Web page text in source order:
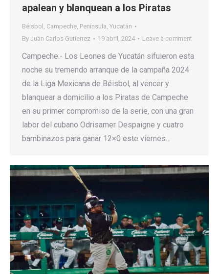
apalean y blanquean a los Piratas
Béisbol , Campeche, Península, Yucatán
By Juan Carlos Gutierrez 19 abril, 2024 Leave a comment
Campeche.- Los Leones de Yucatán sifuieron esta
noche su tremendo arranque de la campaña 2024
de la Liga Mexicana de Béisbol, al vencer y
blanquear a domicilio a los Piratas de Campeche
en su primer compromiso de la serie, con una gran
labor del cubano Odrisamer Despaigne y cuatro
bambinazos para ganar 12×0 este viernes…